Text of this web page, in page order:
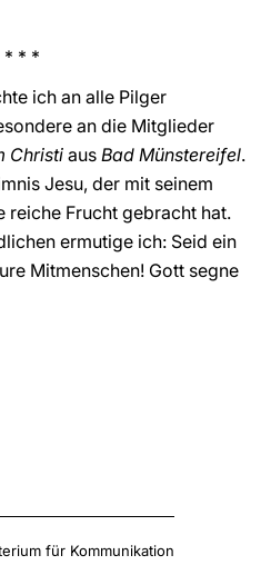
* * *
ich an alle Pilger
an die Mitglieder
Christi aus Bad Münstereifel.
Jesu, der mit seinem
reiche Frucht gebracht hat.
ermutige ich: Seid ein
Mitmenschen! Gott segne
für Kommunikation